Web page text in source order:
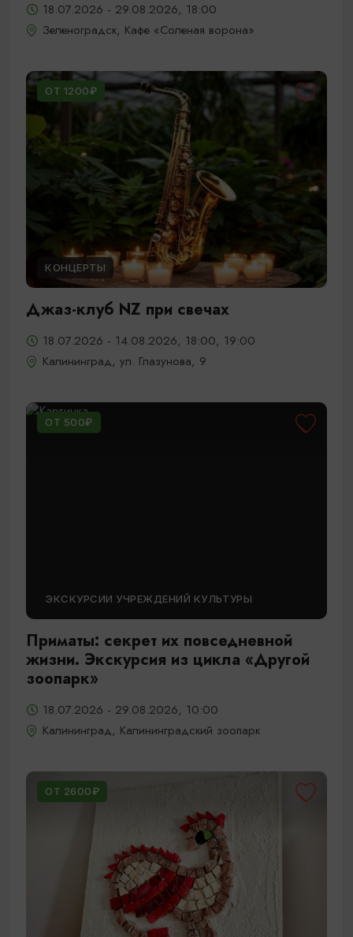
18.07.2026 - 29.08.2026, 18:00
Зеленоградск, Кафе «Соленая ворона»
ОТ 1200₽
КОНЦЕРТЫ
Джаз-клуб NZ при свечах
18.07.2026 - 14.08.2026, 18:00, 19:00
Калининград, ул. Глазунова, 9
ОТ 500₽
ЭКСКУРСИИ УЧРЕЖДЕНИЙ КУЛЬТУРЫ
Приматы: секрет их повседневной
жизни. Экскурсия из цикла «Другой
зоопарк»
18.07.2026 - 29.08.2026, 10:00
Калининград, Калининградский зоопарк
ОТ 2600₽